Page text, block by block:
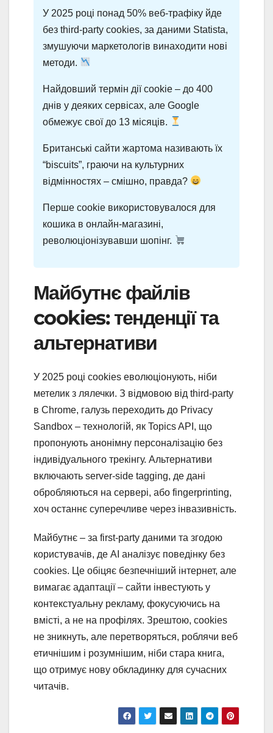
У 2025 році понад 50% веб-трафіку йде
без third-party cookies, за даними Statista,
змушуючи маркетологів винаходити нові
методи.
Найдовший термін дії cookie – до 400
днів у деяких сервісах, але Google
обмежує свої до 13 місяців.
Британські сайти жартома називають їх
“biscuits”, граючи на культурних
відмінностях – смішно, правда?
Перше cookie використовувалося для
кошика в онлайн-магазині,
революціонізувавши шопінг.
Майбутнє файлів
cookies: тенденції та
альтернативи
У 2025 році cookies еволюціонують, ніби
метелик з лялечки. З відмовою від third-party
в Chrome, галузь переходить до Privacy
Sandbox – технологій, як Topics API, що
пропонують анонімну персоналізацію без
індивідуального трекінгу. Альтернативи
включають server-side tagging, де дані
обробляються на сервері, або fingerprinting,
хоч останнє суперечливе через інвазивність.
Майбутнє – за first-party даними та згодою
користувачів, де AI аналізує поведінку без
cookies. Це обіцяє безпечніший інтернет, але
вимагає адаптації – сайти інвестують у
контекстуальну рекламу, фокусуючись на
вмісті, а не на профілях. Зрештою, cookies
не зникнуть, але перетворяться, роблячи веб
етичнішим і розумнішим, ніби стара книга,
що отримує нову обкладинку для сучасних
читачів.